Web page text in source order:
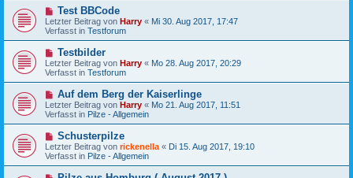
a
g
e
i
t
a
g
N
e
u
e
e
i
t
a
g
Test BBCode
Letzter Beitrag von Harry « Mi 30. Aug 2017, 17:47
Verfasst in Testforum
N
e
u
e
B
e
i
t
a
g
Testbilder
Letzter Beitrag von Harry « Mo 28. Aug 2017, 20:29
Verfasst in Testforum
N
e
u
e
B
e
i
t
Auf dem Berg der Kaiserlinge
Letzter Beitrag von Harry « Mo 21. Aug 2017, 11:51
Verfasst in Pilze - Allgemein
N
e
u
e
Schusterpilze
Letzter Beitrag von rickenella « Di 15. Aug 2017, 19:10
Verfasst in Pilze - Allgemein
N